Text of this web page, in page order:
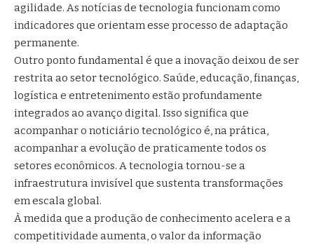
agilidade. As notícias de tecnologia funcionam como
indicadores que orientam esse processo de adaptação
permanente.
Outro ponto fundamental é que a inovação deixou de ser
restrita ao setor tecnológico. Saúde, educação, finanças,
logística e entretenimento estão profundamente
integrados ao avanço digital. Isso significa que
acompanhar o noticiário tecnológico é, na prática,
acompanhar a evolução de praticamente todos os
setores econômicos. A tecnologia tornou-se a
infraestrutura invisível que sustenta transformações
em escala global.
À medida que a produção de conhecimento acelera e a
competitividade aumenta, o valor da informação